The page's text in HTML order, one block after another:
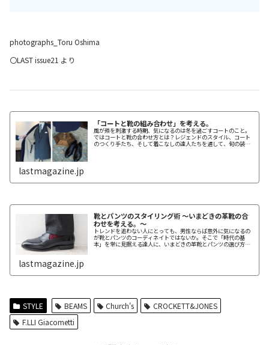
photographs_Toru Oshima
〇LAST issue21 より
「コートと靴の組み合わせ」を考える。
風が頬を刺激する時期、気になるのは冬を過ごすコートのこと。
ではコートと靴の合わせ方とは？レジェンドのスタイル、コート
のつくり手たち、そして着こなしの達人たちを通して、旬の装い
lastmagazine.jp
靴とパンツのスタイリング術 〜いまどきの革靴の合
わせを考える。〜
トレンドを追わない人にとっても、男性ならば意外に気になるの
が靴とパンツのコーディネイトではないか。そこで「時代の基
本」を常に見据える達人に、いまどきの革靴とパンツの選び方を
lastmagazine.jp
STYLE BEAMS Church's
CROCKETT&JONES
F.LLI Giacometti